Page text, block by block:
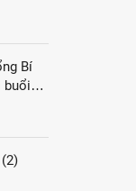
tại Tọa đàm
Bí
buổi